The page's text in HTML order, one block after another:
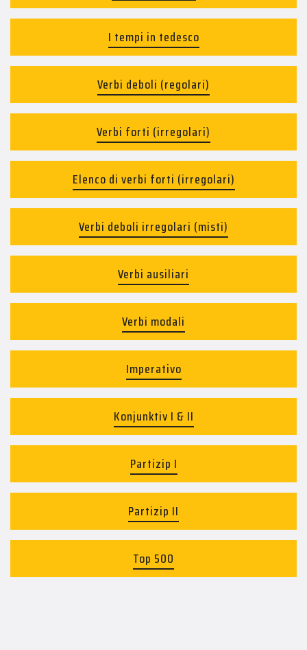
I tempi in tedesco
Verbi deboli (regolari)
Verbi forti (irregolari)
Elenco di verbi forti (irregolari)
Verbi deboli irregolari (misti)
Verbi ausiliari
Verbi modali
Imperativo
Konjunktiv I & II
Partizip I
Partizip II
Top 500